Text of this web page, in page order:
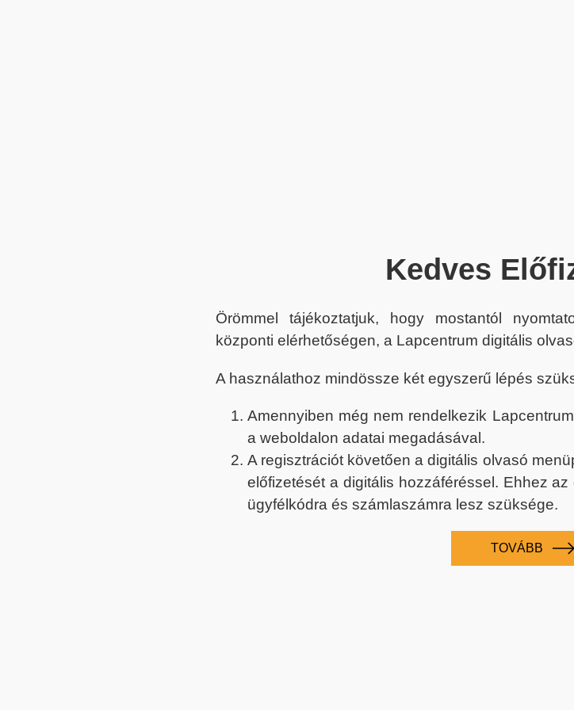
Kedves
Örömmel tájékoztatjuk, hogy mostantól
központi elérhetőségen, a Lapcentrum digitális
A használathoz mindössze két egyszerű lépés
Amennyiben még nem rendelkezik
a weboldalon adatai megadásával.
A regisztrációt követően a digitális olvasó
előfizetését a digitális hozzáféréssel. Ehhez
ügyfélkódra és számlaszámra lesz szüksége.
TOVÁBB